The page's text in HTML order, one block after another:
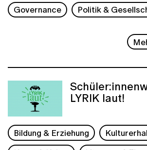
Governance
Politik &
LYRIK laut!
Bildung & Erziehung